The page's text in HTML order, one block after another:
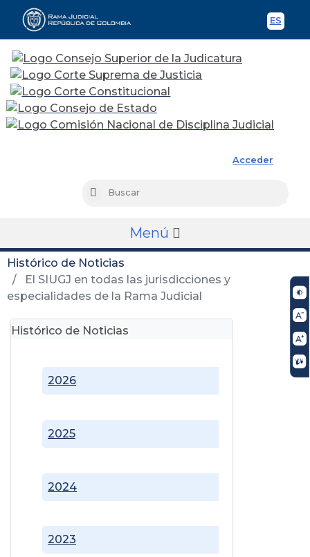
ES
Acceder
Buscar
Menú
Histórico de Noticias
El SIUGJ en todas las jurisdicciones y
especialidades de la Rama Judicial
Histórico de Noticias
2023
2024
2025
2026